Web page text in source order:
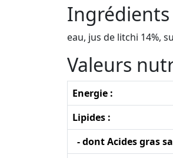
Ingrédients
eau, jus de litchi 14%,
Valeurs
Energie :
Lipides :
- dont Acides gras